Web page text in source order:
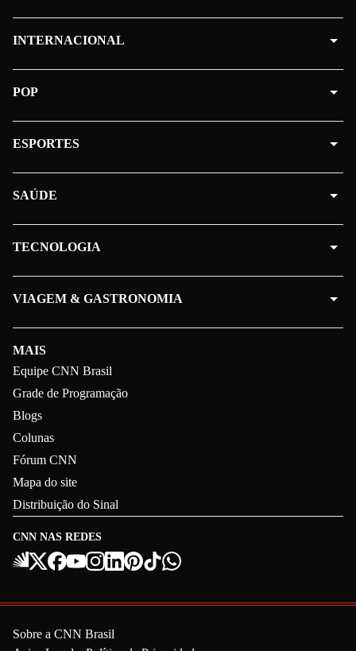
CNN NAS REDES
MAIS
Equipe CNN Brasil
Grade de Programação
Blogs
Colunas
Fórum CNN
Mapa do site
Distribuição do Sinal
INTERNACIONAL
POP
ESPORTES
SAÚDE
TECNOLOGIA
VIAGEM & GASTRONOMIA
Sobre a CNN Brasil